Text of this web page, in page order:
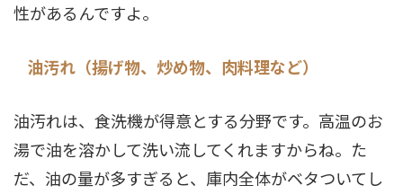
性があるんですよ。
油汚れ（揚げ物、炒め物、肉料理など）
油汚れは、食洗機が得意とする分野です。高温のお
湯で油を溶かして洗い流してくれますからね。た
だ、油の量が多すぎると、庫内全体がベタついてし